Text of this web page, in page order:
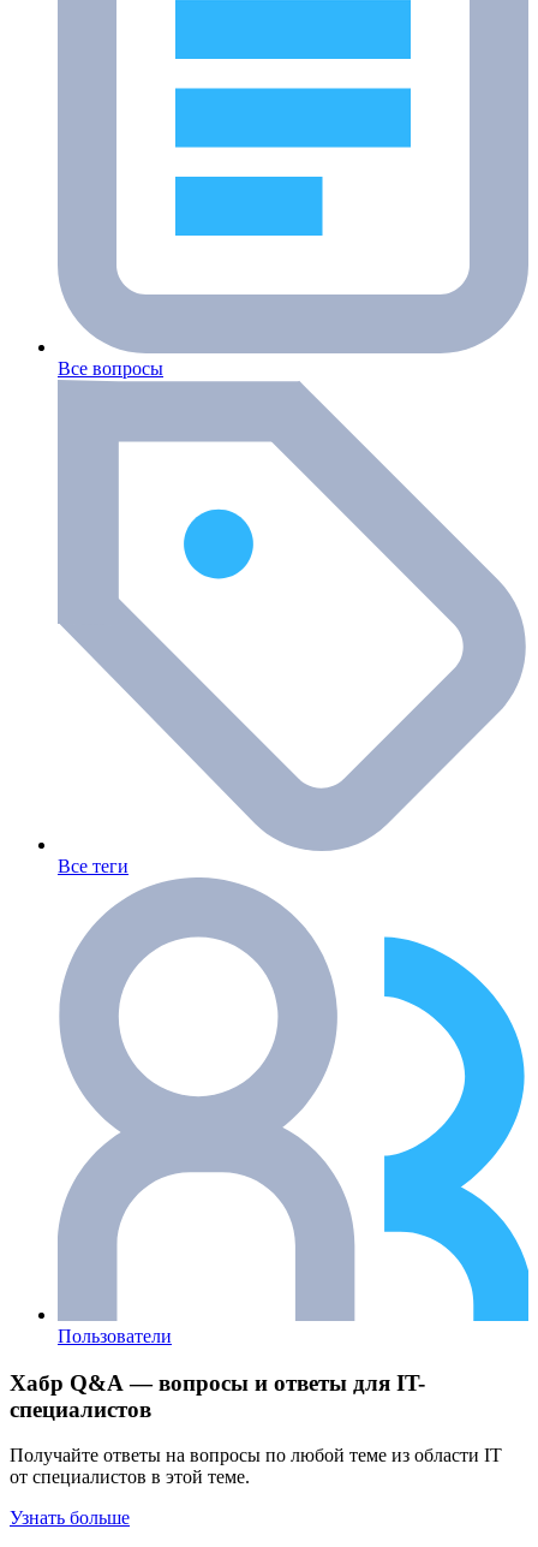
Все вопросы
Все теги
Пользователи
Хабр Q&A — вопросы и ответы для IT-
специалистов
Получайте ответы на вопросы по любой теме из области IT
от специалистов в этой теме.
Узнать больше